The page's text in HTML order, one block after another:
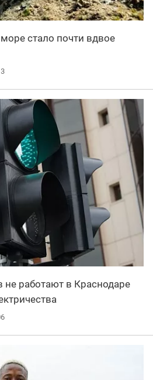
стало почти вдвое
не работают в Краснодаре